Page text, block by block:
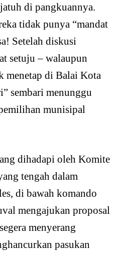
di pangkuannya.
tidak punya “mandat
Setelah diskusi
setuju – walaupun
menetap di Balai Kota
sembari menunggu
munisipal
dihadapi oleh Komite
tengah dalam
di bawah komando
mengajukan proposal
menyerang
pasukan